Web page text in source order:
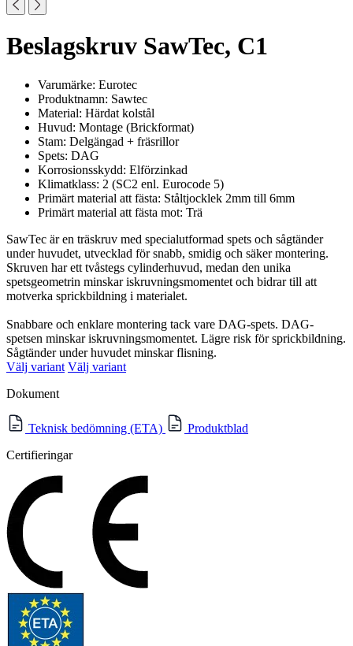
Beslagskruv SawTec, C1
Varumärke: Eurotec
Produktnamn: Sawtec
Material: Härdat kolstål
Huvud: Montage (Brickformat)
Stam: Delgängad + fräsrillor
Spets: DAG
Korrosionsskydd: Elförzinkad
Klimatklass: 2 (SC2 enl. Eurocode 5)
Primärt material att fästa: Ståltjocklek 2mm till 6mm
Primärt material att fästa mot: Trä
SawTec är en träskruv med specialutformad spets och sågtänder
under huvudet, utvecklad för snabb, smidig och säker montering.
Skruven har ett tvåstegs cylinderhuvud, medan den unika
spetsgeometrin minskar iskruvningsmomentet och bidrar till att
motverka sprickbildning i materialet.
Snabbare och enklare montering tack vare DAG-spets. DAG-
spetsen minskar iskruvningsmomentet. Lägre risk för sprickbildning.
Sågtänder under huvudet minskar flisning.
Välj variant Välj variant
Dokument
Teknisk bedömning (ETA)
Produktblad
Certifieringar